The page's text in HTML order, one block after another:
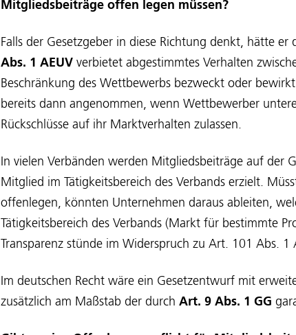
Mitgliedsbeiträge offen legen müssen?
Falls der Gesetzgeber in diese Richtung denkt, hätte er
Abs. 1 AEUV verbietet abgestimmtes Verhalten
Beschränkung des Wettbewerbs bezweckt oder
bereits dann angenommen, wenn Wettbewerber
Rückschlüsse auf ihr Marktverhalten zulassen.
In vielen Verbänden werden Mitgliedsbeiträge auf der
Mitglied im Tätigkeitsbereich des Verbands erzielt.
offenlegen, könnten Unternehmen daraus ableiten,
Tätigkeitsbereich des Verbands (Markt für bestimmte
Transparenz stünde im Widerspruch zu Art. 101 Abs. 1
Im deutschen Recht wäre ein Gesetzentwurf mit
zusätzlich am Maßstab der durch Art. 9 Abs. 1 GG